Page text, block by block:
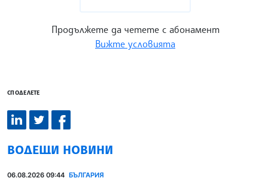
Продължете да четете с абонамент
Вижте условията
СПОДЕЛЕТЕ
ВОДЕЩИ НОВИНИ
06.08.2026 09:44 БЪЛГАРИЯ